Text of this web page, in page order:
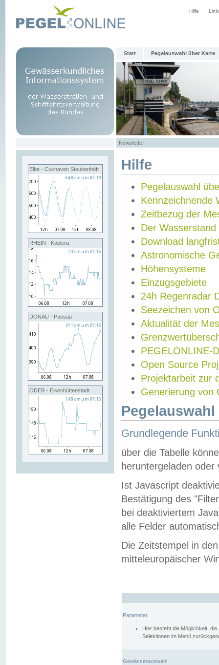
Hilfe
Start Pegelauswahl über Karte
Newsletter
Elbe - Cuxhaven Steubenhöft
RHEIN - Koblenz
DONAU - Passau
ODER - Eisenhüttenstadt
Hilfe
Pegelauswahl
Kennzeichnende
Zeitbezug der
Der Wasserstand
Download
Astronomische
Höhensysteme
Einzugsgebiete
24h Regenradar
Seezeichen von
Aktualität der
PEGELONLINE-
Open Source
Projektarbeit zur
Generierung von
Grundlegende
über die Tabelle
heruntergeladen oder
Ist Javascript
Bestätigung des
bei deaktiviertem
alle Felder
Die Zeitstempel in
mitteleuropäischer
Parameter
Hier besteht die Möglichkeit,
Selektionen im Menü
Gewässerauswahl